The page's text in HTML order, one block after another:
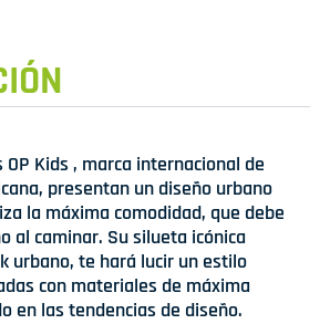
Kids , marca internacional de
presentan un diseño urbano
la máxima comodidad, que debe
al caminar. Su silueta icónica
urbano, te hará lucir un estilo
con materiales de máxima
en las tendencias de diseño.